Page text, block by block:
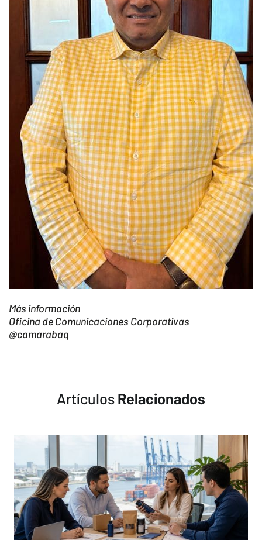
Más información
Oficina de Comunicaciones Corporativas
@camarabaq
Artículos Relacionados